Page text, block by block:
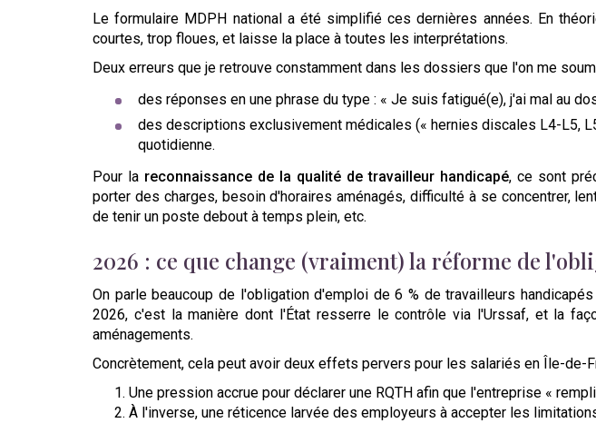
Le formulaire MDPH national a été simplifié ces dernières années. En
courtes, trop floues, et laisse la place à toutes les interprétations.
Deux erreurs que je retrouve constamment dans les dossiers que l'on me
des réponses en une phrase du type : « Je suis fatigué(e), j'ai mal au
des descriptions exclusivement médicales (« hernies discales L4-L5,
quotidienne.
Pour la reconnaissance de la qualité de travailleur handicapé, ce sont
porter des charges, besoin d'horaires aménagés, difficulté à se concentrer,
de tenir un poste debout à temps plein, etc.
2026 : ce que change (vraiment) la réforme de
On parle beaucoup de l'obligation d'emploi de 6 % de travailleurs
2026, c'est la manière dont l'État resserre le contrôle via l'Urssaf, et la
aménagements.
Concrètement, cela peut avoir deux effets pervers pour les salariés en Île-de-
Une pression accrue pour déclarer une RQTH afin que l'entreprise «
À l'inverse, une réticence larvée des employeurs à accepter les